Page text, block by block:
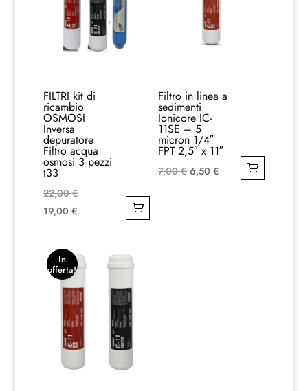
FILTRI kit di
ricambio
OSMOSI
Inversa
depuratore
Filtro acqua
osmosi 3 pezzi
t33
22,00€Il
22,00 €.
19,00 €Il
è:
Filtro in linea a
sedimenti
Ionicore IC-
11SE – 5
micron 1/4″
FPT 2,5″ x 11″
7,00€Il
6,50€
In
offerta!